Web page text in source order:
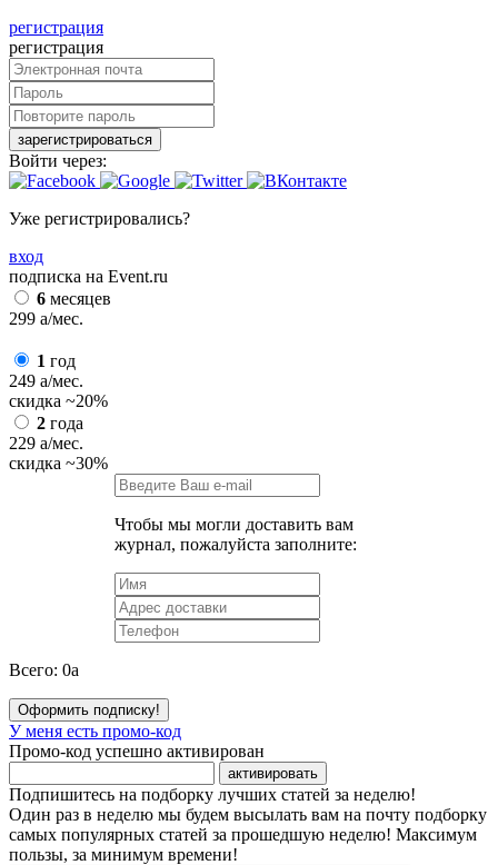
регистрация
регистрация
зарегистрироваться
Войти через:
Уже регистрировались?
вход
подписка на Event.ru
6 месяцев
299 a/мес.
1 год
249 a/мес.
скидка ~20%
2 года
229 a/мес.
скидка ~30%
Чтобы мы могли доставить вам
журнал, пожалуйста заполните:
Всего: 0a
Оформить подписку!
У меня есть промо-код
Промо-код успешно активирован
активировать
Подпишитесь на подборку лучших статей за неделю!
Один раз в неделю мы будем высылать вам на почту подборку
самых популярных статей за прошедшую неделю! Максимум
пользы, за минимум времени!